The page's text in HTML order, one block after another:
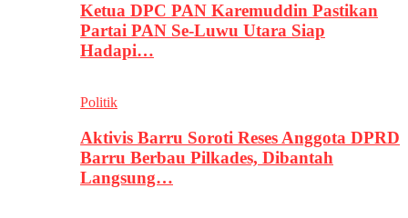
Ketua DPC PAN Karemuddin Pastikan
Partai PAN Se-Luwu Utara Siap
Hadapi…
Politik
Aktivis Barru Soroti Reses Anggota DPRD
Barru Berbau Pilkades, Dibantah
Langsung…